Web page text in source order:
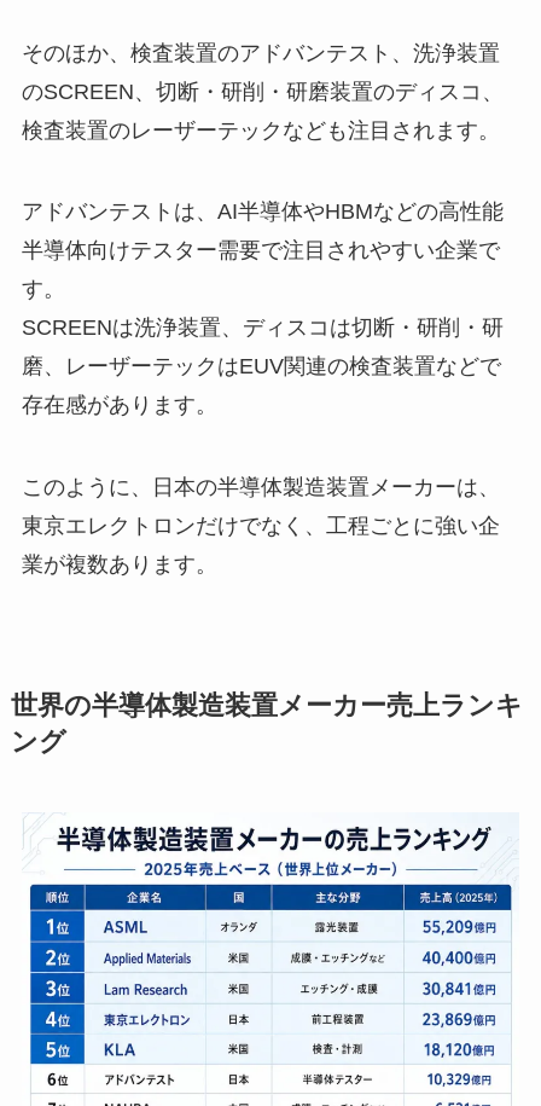
そのほか、検査装置のアドバンテスト、洗浄装置
のSCREEN、切断・研削・研磨装置のディスコ、
検査装置のレーザーテックなども注目されます。
アドバンテストは、AI半導体やHBMなどの高性能
半導体向けテスター需要で注目されやすい企業で
す。
SCREENは洗浄装置、ディスコは切断・研削・研
磨、レーザーテックはEUV関連の検査装置などで
存在感があります。
このように、日本の半導体製造装置メーカーは、
東京エレクトロンだけでなく、工程ごとに強い企
業が複数あります。
世界の半導体製造装置メーカー売上ランキ
ング